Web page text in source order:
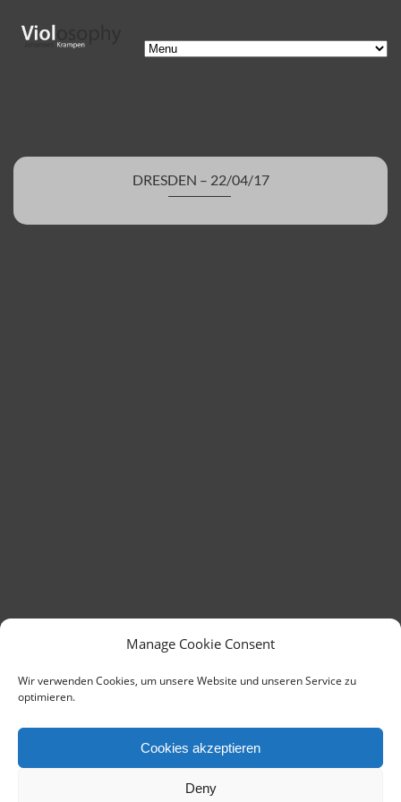
Manage Cookie Consent
Wir verwenden Cookies, um unsere Website und unseren Service zu
optimieren.
Cookies akzeptieren
Deny
DRESDEN – 22/04/17